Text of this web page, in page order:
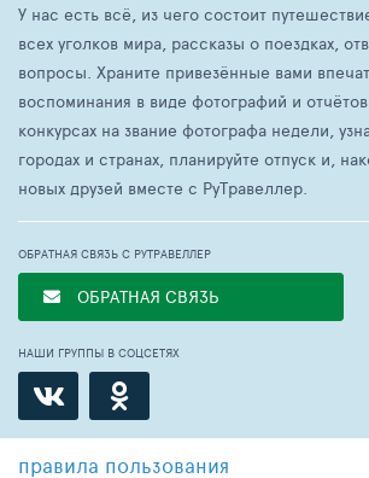
У нас есть всё, из чего состоит
всех уголков мира, рассказы о поездках,
вопросы. Храните привезённые вами
воспоминания в виде фотографий и
конкурсах на звание фотографа недели,
городах и странах, планируйте отпуск и,
новых друзей вместе с РуТравеллер.
ОБРАТНАЯ СВЯЗЬ С РУТРАВЕЛЛЕР
ОБРАТНАЯ СВЯЗЬ
НАШИ ГРУППЫ В СОЦСЕТЯХ
правила пользования